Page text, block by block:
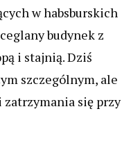
w habsburskich
budynek z
i stajnią. Dziś
szczególnym, ale
zatrzymania się przy